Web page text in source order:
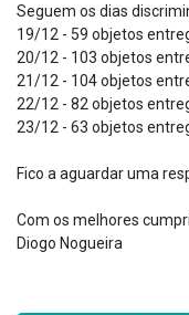
Seguem os dias
19/12 - 59 objetos
20/12 - 103 objetos
21/12 - 104 objetos
22/12 - 82 objetos
23/12 - 63 objetos
Fico a aguardar uma
Com os melhores
Diogo Nogueira